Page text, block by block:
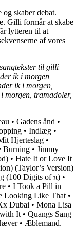
skaber debat.
Gilli formår at skabe
lytteren til at
af vores
til gilli
ik i morgen
ik i morgen,
morgen, tramadoler,
• Gadens ånd •
• Indlæg •
Hjerteslag •
Burning • Jimmy
• Hate It or Love It
(Taylor’s Version)
(100 Digits of π) •
• I Took a Pill in
Looking Like That •
Dubai • Mona Lisa
It • Quangs Sang
• Æblemand,